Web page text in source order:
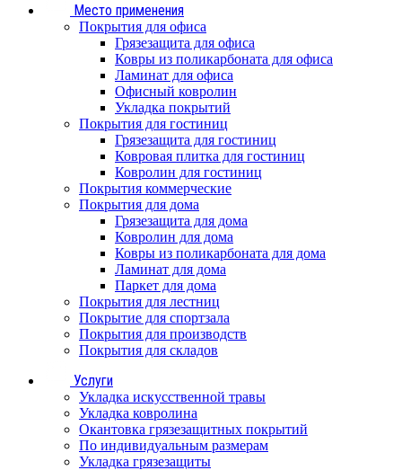
Место применения
Покрытия для офиса
Грязезащита для офиса
Ковры из поликарбоната для офиса
Ламинат для офиса
Офисный ковролин
Укладка покрытий
Покрытия для гостиниц
Грязезащита для гостиниц
Ковровая плитка для гостиниц
Ковролин для гостиниц
Покрытия коммерческие
Покрытия для дома
Грязезащита для дома
Ковролин для дома
Ковры из поликарбоната для дома
Ламинат для дома
Паркет для дома
Покрытия для лестниц
Покрытие для спортзала
Покрытия для производств
Покрытия для складов
Услуги
Укладка искусственной травы
Укладка ковролина
Окантовка грязезащитных покрытий
По индивидуальным размерам
Укладка грязезащиты